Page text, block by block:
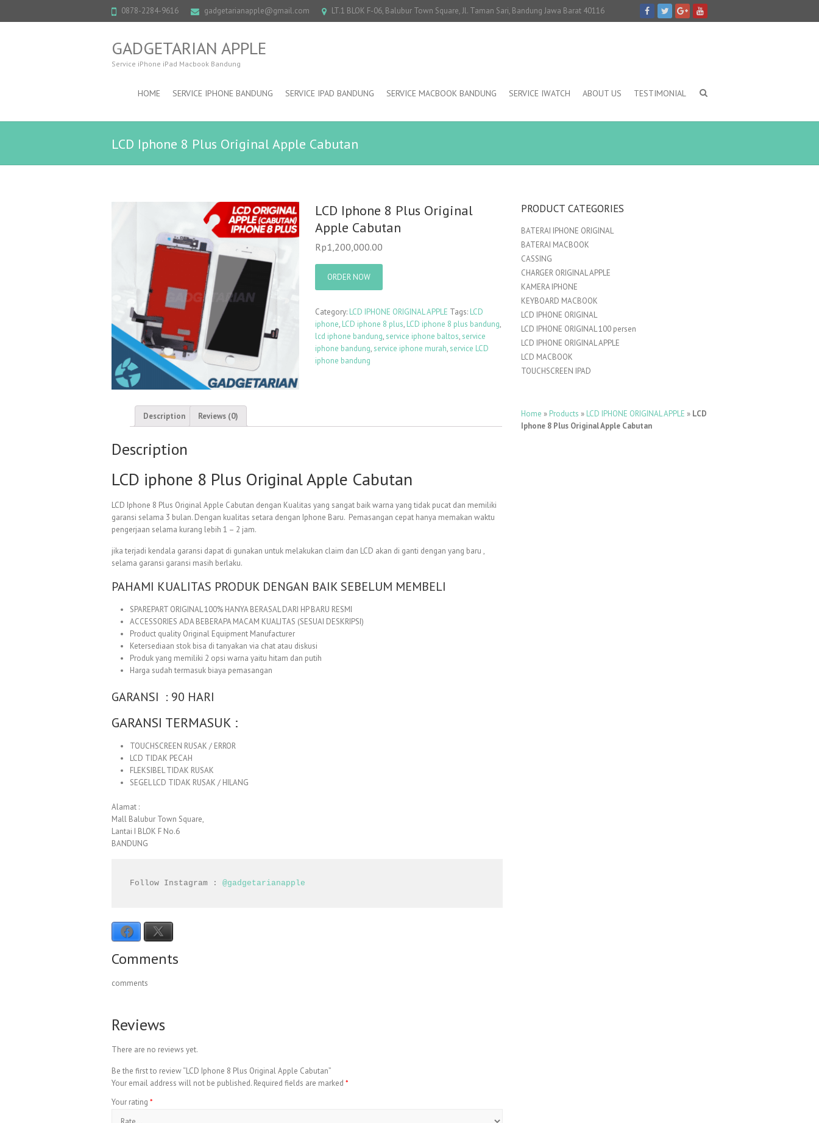
0878-2284-9616 gadgetarianapple@gmail.com LT.1 BLOK F-06, Balubur Town Square, Jl. Taman Sari, Bandung Jawa Barat 40116
GADGETARIAN APPLE
Service iPhone iPad Macbook Bandung
HOME SERVICE IPHONE BANDUNG SERVICE IPAD BANDUNG SERVICE MACBOOK BANDUNG SERVICE IWATCH ABOUT US TESTIMONIAL
LCD Iphone 8 Plus Original Apple Cabutan
LCD Iphone 8 Plus Original
Apple Cabutan
Rp1,200,000.00
ORDER NOW
Category: LCD IPHONE ORIGINAL APPLE Tags: LCD
iphone, LCD iphone 8 plus, LCD iphone 8 plus bandung,
lcd iphone bandung,service iphone baltos,service
iphone bandung,service iphone murah,service LCD
iphone bandung
Description Reviews (0)
Description
LCD iphone 8 Plus Original Apple Cabutan
LCD Iphone 8 Plus Original Apple Cabutan dengan Kualitas yang sangat baik warna yang tidak pucat dan memiliki
garansi selama 3 bulan. Dengan kualitas setara dengan Iphone Baru. Pemasangan cepat hanya memakan waktu
pengerjaan selama kurang lebih 1 – 2 jam.
jika terjadi kendala garansi dapat di gunakan untuk melakukan claim dan LCD akan di ganti dengan yang baru ,
selama garansi garansi masih berlaku.
PAHAMI KUALITAS PRODUK DENGAN BAIK SEBELUM MEMBELI
SPAREPART ORIGINAL 100% HANYA BERASAL DARI HP BARU RESMI
ACCESSORIES ADA BEBERAPA MACAM KUALITAS (SESUAI DESKRIPSI)
Product quality Original Equipment Manufacturer
Ketersediaan stok bisa di tanyakan via chat atau diskusi
Produk yang memiliki 2 opsi warna yaitu hitam dan putih
Harga sudah termasuk biaya pemasangan
GARANSI : 90 HARI
GARANSI TERMASUK :
TOUCHSCREEN RUSAK / ERROR
LCD TIDAK PECAH
FLEKSIBEL TIDAK RUSAK
SEGEL LCD TIDAK RUSAK / HILANG
Alamat :
Mall Balubur Town Square,
Lantai I BLOK F No.6
BANDUNG
Follow Instagram : @gadgetarianapple
Facebook
Comments
comments
Reviews
There are no reviews yet.
Be the first to review “LCD Iphone 8 Plus Original Apple Cabutan”
Your email address will not be published. Required fields are marked *
Your rating *
PRODUCT CATEGORIES
BATERAI IPHONE ORIGINAL
BATERAI MACBOOK
CASSING
CHARGER ORIGINAL APPLE
KAMERA IPHONE
KEYBOARD MACBOOK
LCD IPHONE ORIGINAL
LCD IPHONE ORIGINAL 100 persen
LCD IPHONE ORIGINAL APPLE
LCD MACBOOK
TOUCHSCREEN IPAD
Home » Products » LCD IPHONE ORIGINAL APPLE » LCD
Iphone 8 Plus Original Apple Cabutan